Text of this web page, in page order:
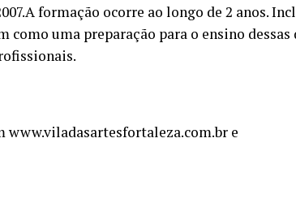
formação ocorre ao longo de 2 anos.
uma preparação para o ensino
www.viladasartesfortaleza.com.br e